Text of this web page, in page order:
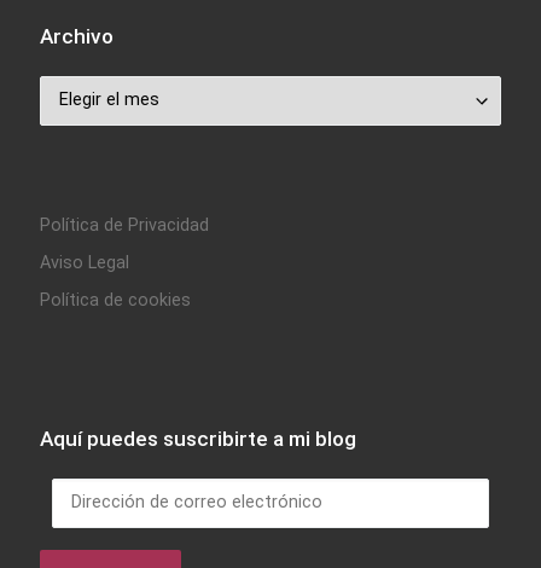
Archivo
Archivo
Política de Privacidad
Aviso Legal
Política de cookies
Aquí puedes suscribirte a mi blog
Dirección de correo electrónico